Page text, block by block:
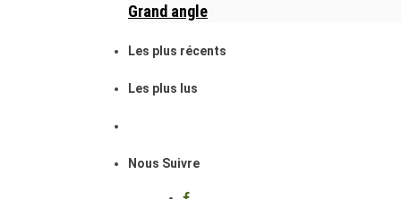
Grand angle
Les plus récents
Les plus lus
Nous Suivre